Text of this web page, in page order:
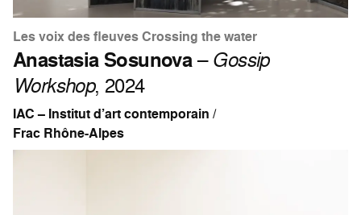
Les voix des fleuves Crossing the water
Anastasia Sosunova–Gossip
Workshop, 2024
IAC – Institut d’art contemporain /
Frac Rhône-Alpes